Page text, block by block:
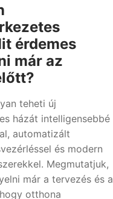
érdemes
már az
teheti új
házát intelligensebbé
automatizált
és modern
Megmutatjuk,
már a tervezés és a
otthona